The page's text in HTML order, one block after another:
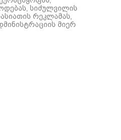
სიძულვილის
რეკლამას,
მიერ